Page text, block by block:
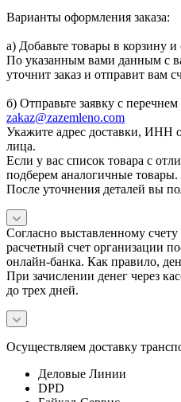
Варианты оформления заказа:
а) Добавьте товары в корзину и
По указанным вами данным с
уточнит заказ и отправит вам
б) Отправьте заявку с перечнем
zakaz@zazemleno.com
Укажите адрес доставки,
лица.
Если у вас список товара с
подберем аналогичные товары.
После уточнения деталей вы
Согласно выставленному счету
расчетный счет организации
онлайн-банка. Как правило,
При зачислении денег через
до трех дней.
Осуществляем доставку
Деловые Линии
DPD